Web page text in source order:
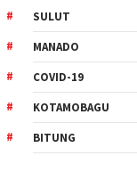
SULUT
MANADO
COVID-19
KOTAMOBAGU
BITUNG